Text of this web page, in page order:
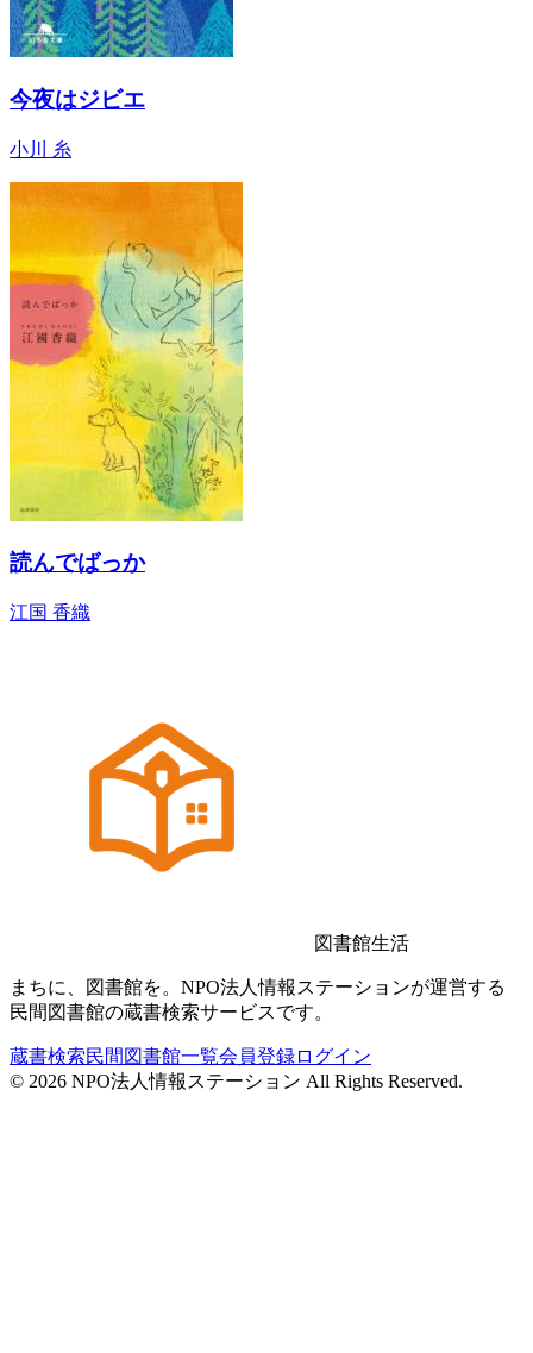
今夜はジビエ
小川 糸
読んでばっか
江国 香織
図書館生活
まちに、図書館を。NPO法人情報ステーションが運営する
民間図書館の蔵書検索サービスです。
蔵書検索民間図書館一覧会員登録ログイン
© 2026 NPO法人情報ステーション All Rights Reserved.